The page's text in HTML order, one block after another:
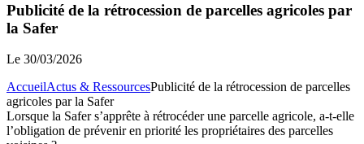
Publicité de la rétrocession de parcelles agricoles par
la Safer
Le 30/03/2026
AccueilActus & RessourcesPublicité de la rétrocession de parcelles
agricoles par la Safer
Lorsque la Safer s’apprête à rétrocéder une parcelle agricole, a-t-elle
l’obligation de prévenir en priorité les propriétaires des parcelles